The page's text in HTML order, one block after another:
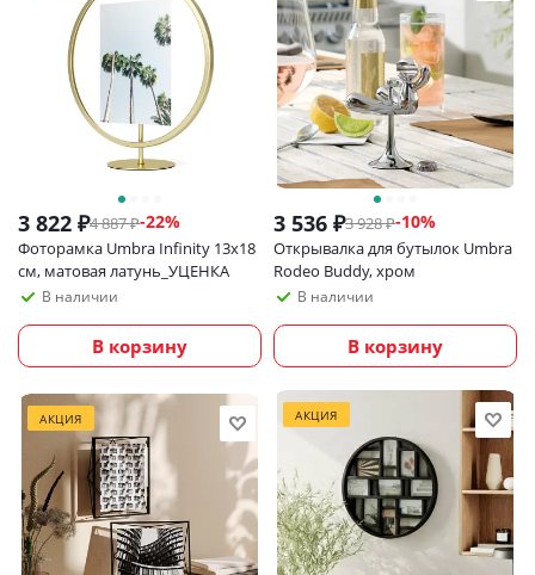
3 822 ₽4 887₽-22%
Фоторамка Umbra Infinity 13х18
см, матовая латунь_УЦЕНКА
В наличии
В корзину
3 536 ₽3 928₽-10%
Открывалка для бутылок Umbra
Rodeo Buddy, хром
В наличии
В корзину
АКЦИЯ АКЦИЯ